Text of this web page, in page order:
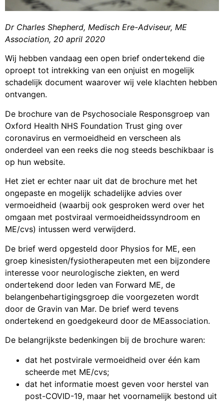
Dr Charles Shepherd, Medisch Ere-Adviseur, ME
Association, 20 april 2020
Wij hebben vandaag een open brief ondertekend die
oproept tot intrekking van een onjuist en mogelijk
schadelijk document waarover wij vele klachten hebben
ontvangen.
De brochure van de Psychosociale Responsgroep van
Oxford Health NHS Foundation Trust ging over
coronavirus en vermoeidheid en verscheen als
onderdeel van een reeks die nog steeds beschikbaar is
op hun website.
Het ziet er echter naar uit dat de brochure met het
ongepaste en mogelijk schadelijke advies over
vermoeidheid (waarbij ook gesproken werd over het
omgaan met postviraal vermoeidheidssyndroom en
ME/cvs) intussen werd verwijderd.
De brief werd opgesteld door Physios for ME, een
groep kinesisten/fysiotherapeuten met een bijzondere
interesse voor neurologische ziekten, en werd
ondertekend door leden van Forward ME, de
belangenbehartigingsgroep die voorgezeten wordt
door de Gravin van Mar. De brief werd tevens
ondertekend en goedgekeurd door de MEassociation.
De belangrijkste bedenkingen bij de brochure waren:
dat het postvirale vermoeidheid over één kam
scheerde met ME/cvs;
dat het informatie moest geven voor herstel van
post-COVID-19, maar het voornamelijk bestond uit